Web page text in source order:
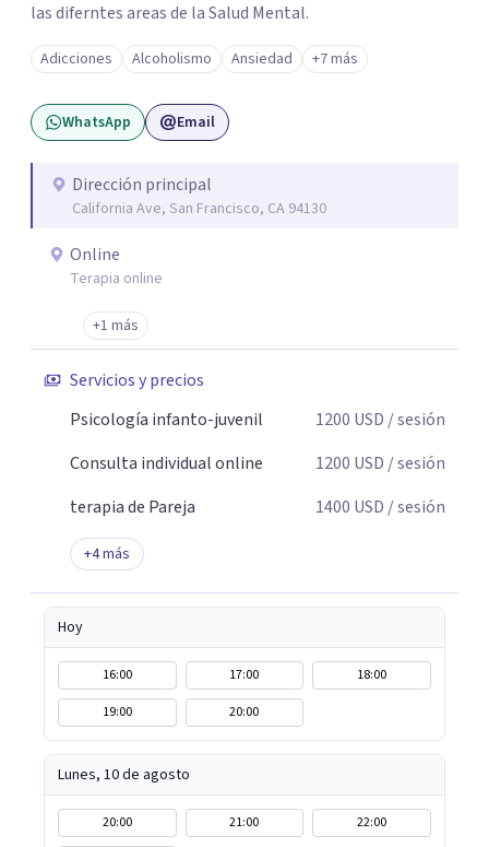
las diferntes areas de la Salud Mental.
Adicciones Alcoholismo Ansiedad +7 más
WhatsApp Email
Dirección principal
California Ave, San Francisco, CA 94130
Online
Terapia online
+1 más
Servicios y precios
Psicología infanto-juvenil
1200 USD / sesión
Consulta individual online
1200 USD / sesión
terapia de Pareja
1400 USD / sesión
+4más
Hoy
16:00 17:00
18:00
19:00
20:00
Lunes, 10 de agosto
20:00 21:00
22:00